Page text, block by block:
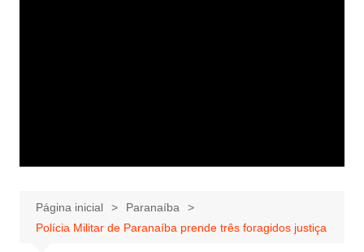
Página inicial
Paranaíba
Polícia Militar de Paranaíba prende três foragidos justiça